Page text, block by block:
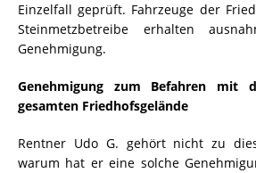
Einzelfall geprüft. Fahrzeuge der
Steinmetzbetreibe erhalten
Genehmigung.
Genehmigung zum Befahren mit
gesamten Friedhofsgelände
Rentner Udo G. gehört nicht zu
warum hat er eine solche